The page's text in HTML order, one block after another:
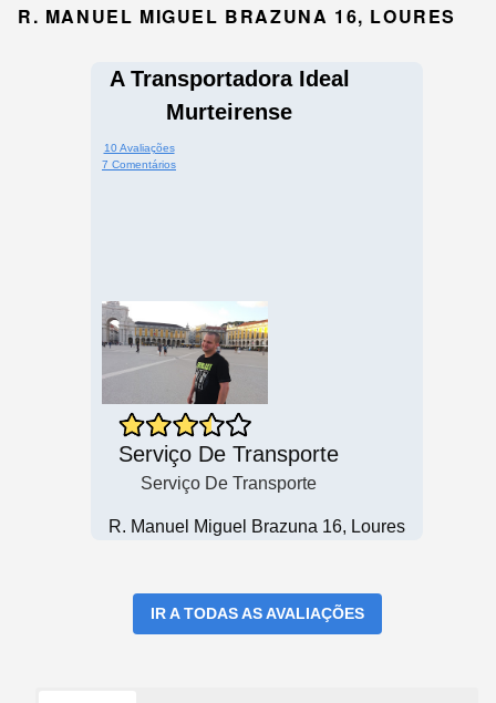
R. MANUEL MIGUEL BRAZUNA 16, LOURES
A Transportadora Ideal
Murteirense
10 Avaliações
7 Comentários
Serviço De Transporte
Serviço De Transporte
R. Manuel Miguel Brazuna 16, Loures
IR A TODAS AS AVALIAÇÕES